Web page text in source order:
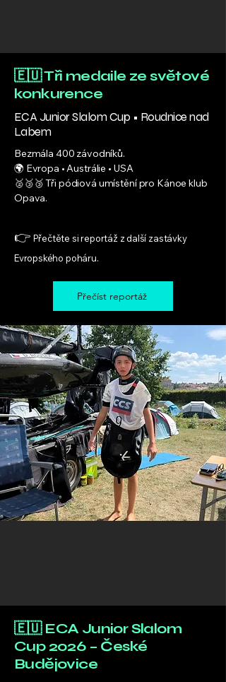
🇪🇺 Tři medaile ze světové
konkurence
ECA Junior Slalom Cup • Roudnice nad
Labem
Bezmála 400 závodníků.
🌍 Evropa • Austrálie • USA
🥈🥉🥉 Tři pódiová umístění pro Kánoe klub
Opava.
👉 Přečtěte si reportáž z další zastávky
Evropského poháru.
Přečíst reportáž
🇪🇺 ECA Junior Slalom
Cup 2026 – České
Budějovice